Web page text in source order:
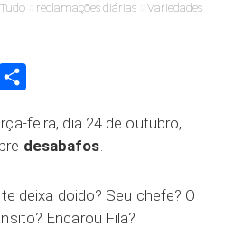
reclamações diárias Variedades
Email
feira, dia 24 de outubro,
desabafos.
deixa doido? Seu chefe? O
Encarou Fila?